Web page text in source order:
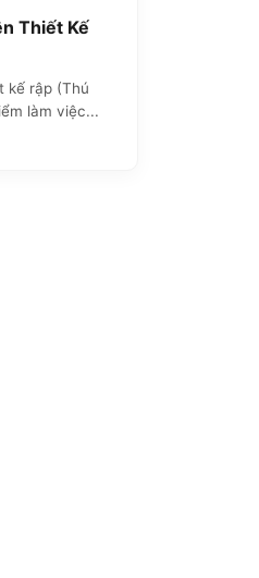
Thiết Kế
kế rập (Thú
làm việc...